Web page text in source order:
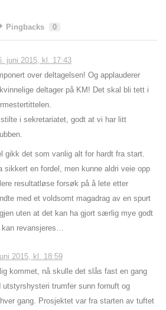
Pingbacks 0
juni 2015, kl. 17:43
over deltagelsen! Og applauderer
deltager på KM! Det skal bli tett i
i sekretariatet, godt at vi har litt
gikk det som vanlig alt for hardt fra start.
sikkert en fordel, men kunne aldri veie opp
resultatløse forsøk på å lete etter
med et voldsomt magadrag av en spurt
uten at det kan ha gjort særlig mye godt
kan revansjeres…
2015, kl. 18:59
kommet, nå skulle det slås fast en gang
utstyrshysteri trumfer sunn fornuft og
gang. Prosjektet var fra starten av tuftet